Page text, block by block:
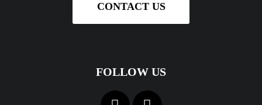
CONTACT US
FOLLOW US